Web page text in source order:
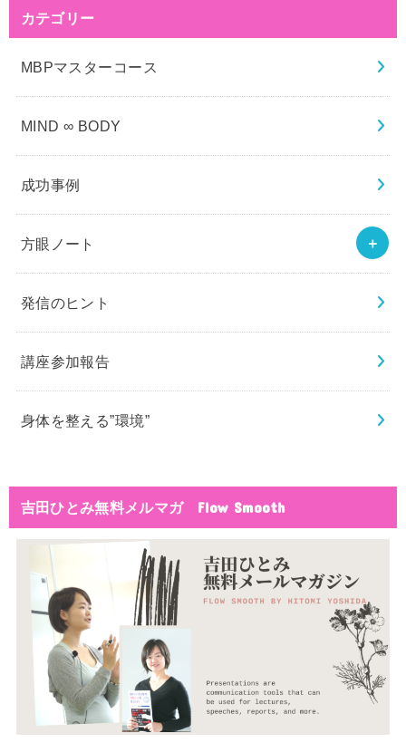
カテゴリー
MBPマスターコース
MIND ∞ BODY
成功事例
方眼ノート
発信のヒント
講座参加報告
身体を整える”環境”
吉田ひとみ無料メルマガ Flow Smooth